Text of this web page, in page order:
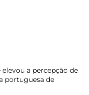
a percepção de
portuguesa de